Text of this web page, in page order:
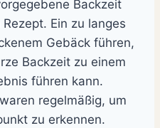
Backzeit
Ein zu langes
Gebäck führen,
Backzeit zu einem
führen kann.
regelmäßig, um
zu erkennen.